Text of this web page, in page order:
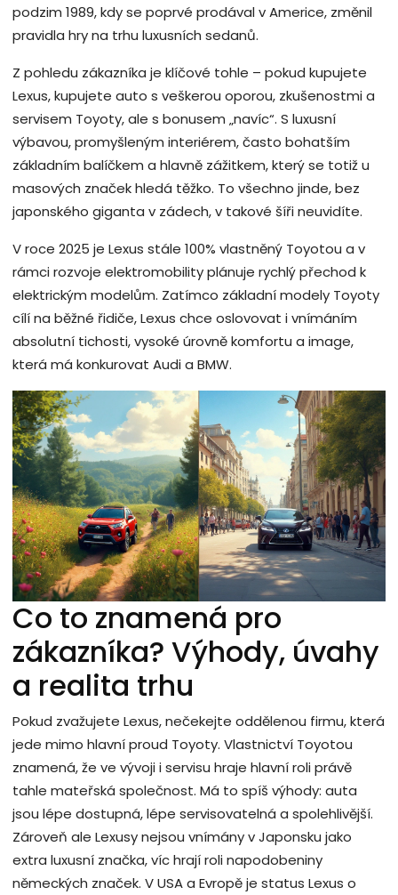
podzim 1989, kdy se poprvé prodával v Americe, změnil
pravidla hry na trhu luxusních sedanů.
Z pohledu zákazníka je klíčové tohle – pokud kupujete
Lexus, kupujete auto s veškerou oporou, zkušenostmi a
servisem Toyoty, ale s bonusem „navíc“. S luxusní
výbavou, promyšleným interiérem, často bohatším
základním balíčkem a hlavně zážitkem, který se totiž u
masových značek hledá těžko. To všechno jinde, bez
japonského giganta v zádech, v takové šíři neuvidíte.
V roce 2025 je Lexus stále 100% vlastněný Toyotou a v
rámci rozvoje elektromobility plánuje rychlý přechod k
elektrickým modelům. Zatímco základní modely Toyoty
cílí na běžné řidiče, Lexus chce oslovovat i vnímáním
absolutní tichosti, vysoké úrovně komfortu a image,
která má konkurovat Audi a BMW.
Co to znamená pro
zákazníka? Výhody, úvahy
a realita trhu
Pokud zvažujete Lexus, nečekejte oddělenou firmu, která
jede mimo hlavní proud Toyoty. Vlastnictví Toyotou
znamená, že ve vývoji i servisu hraje hlavní roli právě
tahle mateřská společnost. Má to spíš výhody: auta
jsou lépe dostupná, lépe servisovatelná a spolehlivější.
Zároveň ale Lexusy nejsou vnímány v Japonsku jako
extra luxusní značka, víc hrají roli napodobeniny
německých značek. V USA a Evropě je status Lexus o